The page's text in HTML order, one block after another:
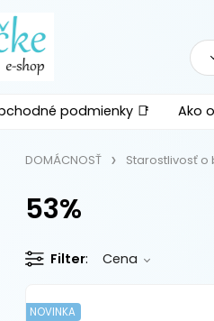
podmienky 📑 Ako
DOMÁCNOSŤ Starostlivosť o
53%
Filter Cena
NOVINKA